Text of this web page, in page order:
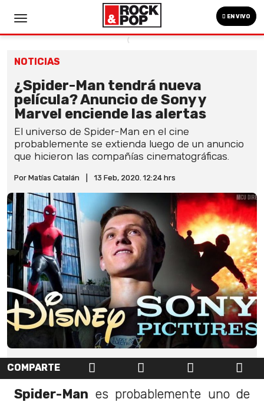
EN VIVO
NOTICIAS
¿Spider-Man tendrá nueva
película? Anuncio de Sony y
Marvel enciende las alertas
El universo de Spider-Man en el cine
probablemente se extienda luego de un anuncio
que hicieron las compañías cinematográficas.
Por Matías Catalán 13 Feb, 2020. 12:24 hrs
COMPARTE
Spider-Man es probablemente uno de